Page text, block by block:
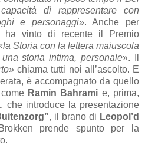
di rappresentare con
e personaggi». Anche per
ha vinto di recente il Premio
la Storia con la lettera maiuscola
storia intima, personale». Il
» chiama tutti noi all’ascolto. E
è accompagnato da quello
Ramin Bahrami e, prima,
, che introduce la presentazione
, il brano di Leopol’d
prende spunto per la